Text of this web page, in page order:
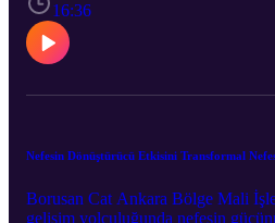
16:36
Nefesin Dönüştürücü Etkisini Transformal
Borusan Cat Ankara Bölge Mali
gelişim yolculuğunda nefesin